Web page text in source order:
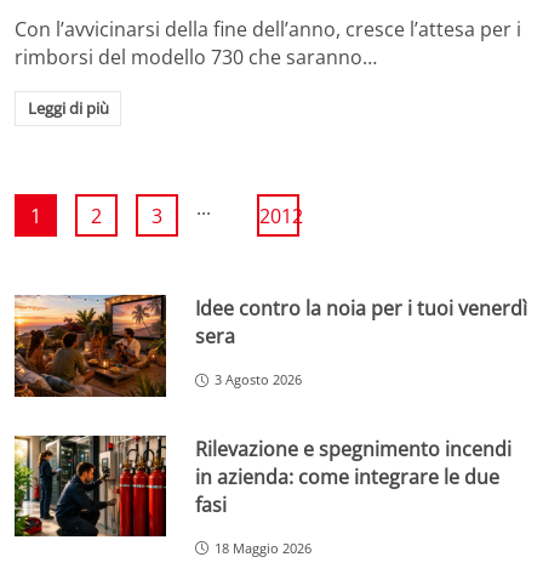
Con l’avvicinarsi della fine dell’anno, cresce l’attesa per i
rimborsi del modello 730 che saranno…
Leggi di più
1 2 3 ... 2012
Idee contro la noia per i tuoi venerdì
sera
3 Agosto 2026
Rilevazione e spegnimento incendi
in azienda: come integrare le due
fasi
18 Maggio 2026